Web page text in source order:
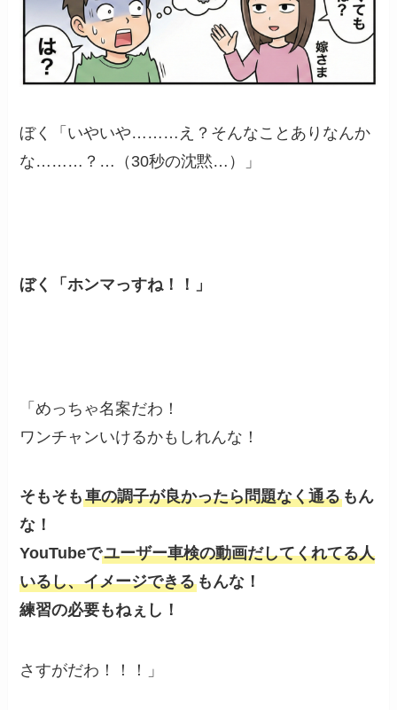
ぼく「いやいや………え？そんなことありなんか
な………？…（30秒の沈黙…）」
ぼく「ホンマっすね！！」
「めっちゃ名案だわ！
ワンチャンいけるかもしれんな！
そもそも車の調子が良かったら問題なく通る もん
な！
YouTubeでユーザー車検の動画だしてくれてる人
いるし、イメージできる もんな！
練習の必要もねぇし！
さすがだわ！！！」